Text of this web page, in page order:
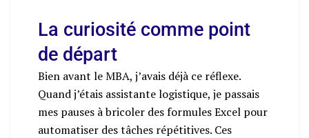
La curiosité comme point
de départ
Bien avant le MBA, j’avais déjà ce réflexe.
Quand j’étais assistante logistique, je passais
mes pauses à bricoler des formules Excel pour
automatiser des tâches répétitives. Ces